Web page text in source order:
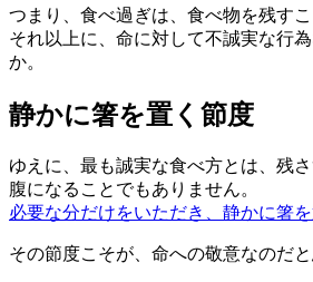
つまり、食べ過ぎは、食べ物を残す
それ以上に、命に対して不誠実な行
か。
静かに箸を置く節度
ゆえに、最も誠実な食べ方とは、残
腹になることでもありません。
必要な分だけをいただき、静かに箸を
その節度こそが、命への敬意なのだと